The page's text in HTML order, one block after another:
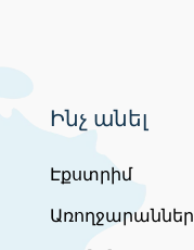
Ինչ անել
Էքստրիմ
Առողջարաններ